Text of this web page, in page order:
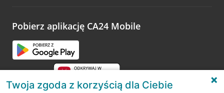
opinie.
Pobierz aplikację CA24 Mobile
Twoja zgoda z korzyścią dla Ciebie